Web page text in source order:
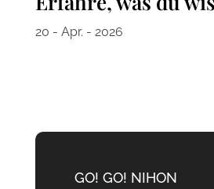
20 - Apr. - 2026
GO! GO! NIHON